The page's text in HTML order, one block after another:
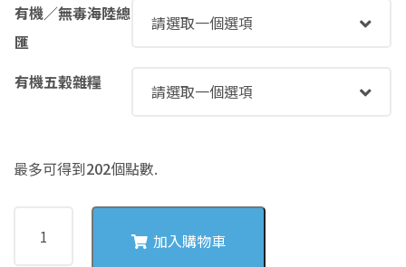
有機／無毒海陸總
匯
有機五穀雜糧
最多可得到202個點數.
加入購物車